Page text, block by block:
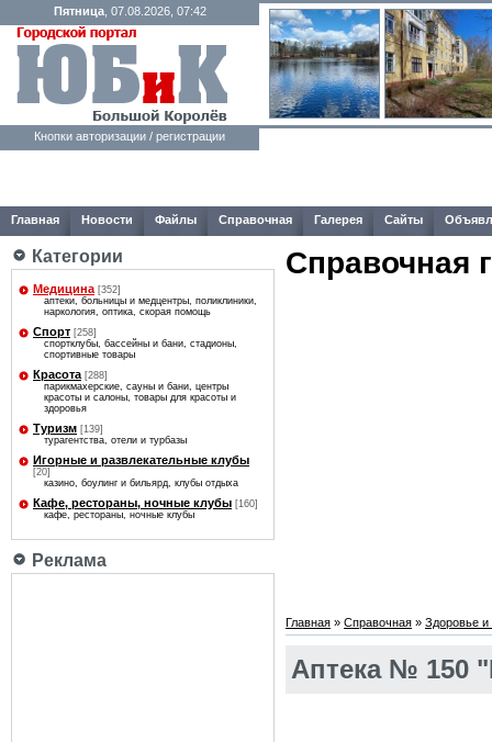
Пятница, 07.08.2026, 07:42
Кнопки авторизации / регистрации
Главная Новости Файлы Справочная Галерея Сайты
Категории
Медицина [352]
аптеки, больницы и медцентры, поликлиники,
наркология, оптика, скорая помощь
Спорт [258]
спортклубы, бассейны и бани, стадионы,
спортивные товары
Красота [288]
парикмахерские, сауны и бани, центры
красоты и салоны, товары для красоты и
здоровья
Туризм [139]
турагентства, отели и турбазы
Игорные и развлекательные клубы
[20]
казино, боулинг и бильярд, клубы отдыха
Кафе, рестораны, ночные клубы [160]
кафе, рестораны, ночные клубы
Реклама
Справочная
Главная » Справочная » Здоровье и
Аптека № 150